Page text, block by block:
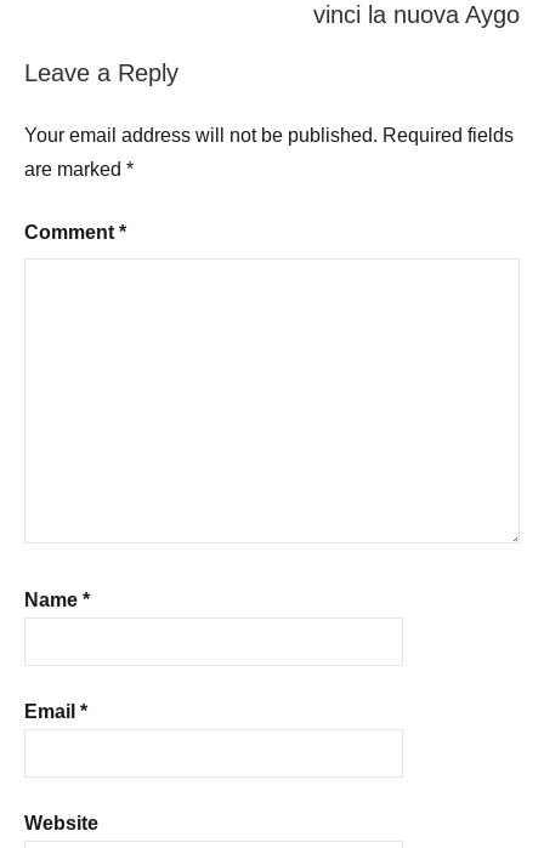
vinci la nuova Aygo
Leave a Reply
Your email address will not be published. Required fields
are marked *
Comment *
Name *
Email *
Website